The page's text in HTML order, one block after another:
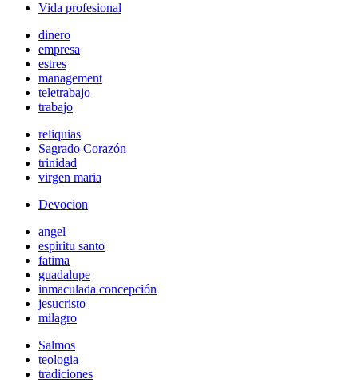
Vida profesional
dinero
empresa
estres
management
teletrabajo
trabajo
reliquias
Sagrado Corazón
trinidad
virgen maria
Devocion
angel
espiritu santo
fatima
guadalupe
inmaculada concepción
jesucristo
milagro
Salmos
teologia
tradiciones